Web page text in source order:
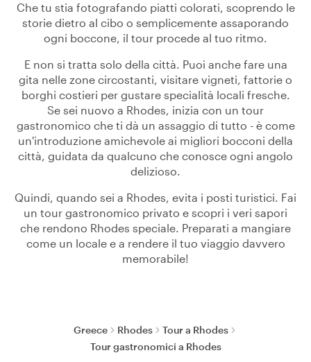
Che tu stia fotografando piatti colorati, scoprendo le
storie dietro al cibo o semplicemente assaporando
ogni boccone, il tour procede al tuo ritmo.
E non si tratta solo della città. Puoi anche fare una
gita nelle zone circostanti, visitare vigneti, fattorie o
borghi costieri per gustare specialità locali fresche.
Se sei nuovo a Rhodes, inizia con un tour
gastronomico che ti dà un assaggio di tutto - è come
un'introduzione amichevole ai migliori bocconi della
città, guidata da qualcuno che conosce ogni angolo
delizioso.
Quindi, quando sei a Rhodes, evita i posti turistici. Fai
un tour gastronomico privato e scopri i veri sapori
che rendono Rhodes speciale. Preparati a mangiare
come un locale e a rendere il tuo viaggio davvero
memorabile!
Greece Rhodes
Tour a Rhodes
Tour gastronomici a Rhodes